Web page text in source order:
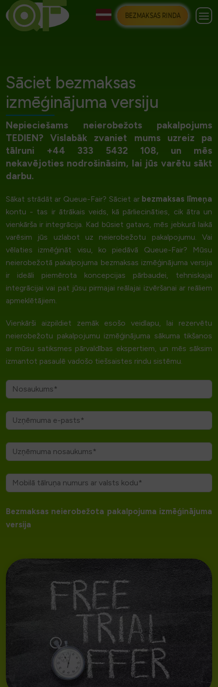
BEZMAKSAS RINDA
Sāciet bezmaksas
izmēģinājuma versiju
Nepieciešams neierobežots pakalpojums
TEDIEN? Vislabāk zvaniet mums uzreiz pa
tālruni +44 333 5432 108, un mēs
nekavējoties nodrošināsim, lai jūs varētu sākt
darbu.
Sākat strādāt ar Queue-Fair? Sāciet ar bezmaksas līmeņa
kontu - tas ir ātrākais veids, kā pārliecināties, cik ātra un
vienkārša ir integrācija. Kad būsiet gatavs, mēs jebkurā laikā
varēsim jūs uzlabot uz neierobežotu pakalpojumu. Vai
vēlaties izmēģināt visu, ko piedāvā Queue-Fair? Mūsu
neierobežotā pakalpojuma bezmaksas izmēģinājuma versija
ir ideāli piemērota koncepcijas pārbaudei, tehniskajai
integrācijai vai pat jūsu pirmajai reālajai izvēršanai ar reāliem
apmeklētājiem.
Vienkārši aizpildiet zemāk esošo veidlapu, lai rezervētu
neierobežotu pakalpojumu izmēģinājuma sākuma tikšanos
ar mūsu satiksmes pārvaldības ekspertiem, un mēs sāksim
izmantot pasaulē vadošo tiešsaistes rindu sistēmu.
Bezmaksas neierobežota pakalpojuma izmēģinājuma
versija